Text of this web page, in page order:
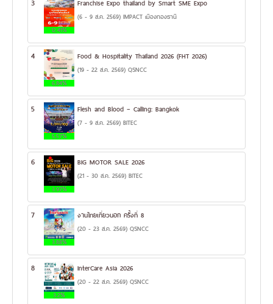
3
12.41%
Franchise Expo thailand by Smart SME Expo
(6 - 9 ส.ค. 2569) IMPACT เมืองทองธานี
4
6.84%
Food & Hospitality Thailand 2026 (FHT 2026)
(19 - 22 ส.ค. 2569) QSNCC
5
5.57%
Flesh and Blood – Calling: Bangkok
(7 - 9 ส.ค. 2569) BITEC
6
3.97%
BIG MOTOR SALE 2026
(21 - 30 ส.ค. 2569) BITEC
7
3.88%
งานไทยเที่ยวนอก ครั้งที่ 8
(20 - 23 ส.ค. 2569) QSNCC
8
3.2%
InterCare Asia 2026
(20 - 22 ส.ค. 2569) QSNCC